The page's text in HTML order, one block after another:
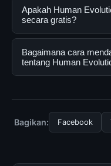
Human Evolution
digital yang dirancang
mendapatkan
dapat
resmi dan mengikuti
Apakah Human
secara gratis?
Ya, Human Evolution
secara gratis oleh
tersembunyi atau
Bagaimana cara
tentang Human
halaman resmi kami
memperbarui konten
Bagikan: Facebook